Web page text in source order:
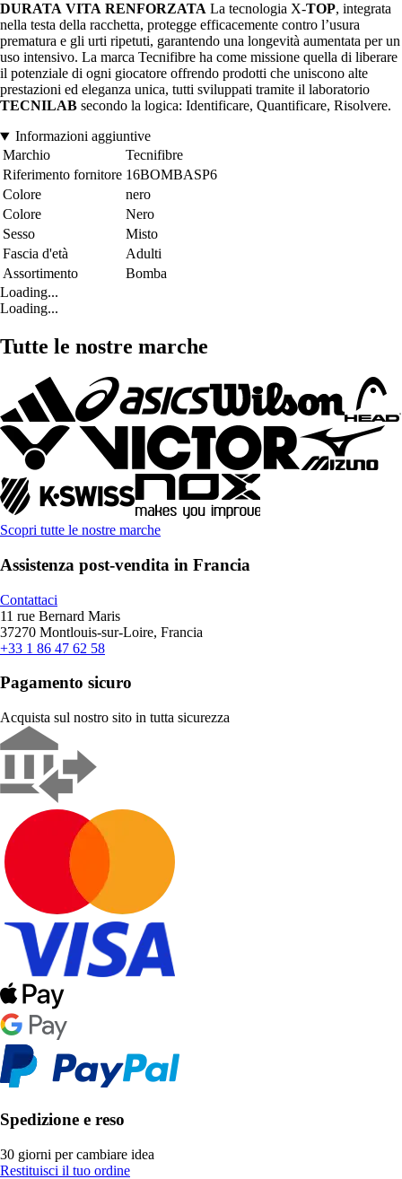
DURATA VITA RENFORZATA La tecnologia X-TOP, integrata
nella testa della racchetta, protegge efficacemente contro l’usura
prematura e gli urti ripetuti, garantendo una longevità aumentata per un
uso intensivo. La marca Tecnifibre ha come missione quella di liberare
il potenziale di ogni giocatore offrendo prodotti che uniscono alte
prestazioni ed eleganza unica, tutti sviluppati tramite il laboratorio
TECNILAB secondo la logica: Identificare, Quantificare, Risolvere.
Informazioni aggiuntive
Marchio
Tecnifibre
Riferimento fornitore 16BOMBASP6
Colore
nero
Colore
Nero
Sesso
Misto
Fascia d'età
Adulti
Assortimento
Bomba
Loading...
Loading...
Tutte le nostre marche
Scopri tutte le nostre marche
Assistenza post-vendita in Francia
Contattaci
11 rue Bernard Maris
37270 Montlouis-sur-Loire, Francia
+33 1 86 47 62 58
Pagamento sicuro
Acquista sul nostro sito in tutta sicurezza
Spedizione e reso
30 giorni per cambiare idea
Restituisci il tuo ordine